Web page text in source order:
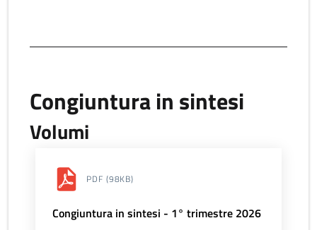
Congiuntura in sintesi
Volumi
PDF (98KB)
Congiuntura in sintesi - 1° trimestre 2026